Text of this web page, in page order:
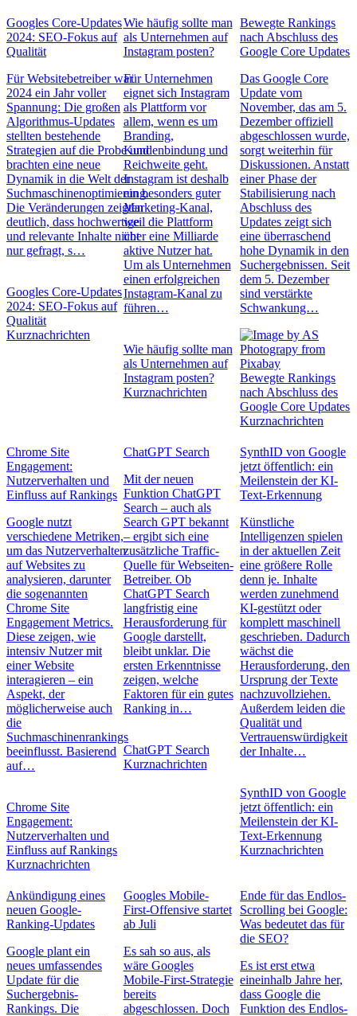
Googles Core-Updates
2024: SEO-Fokus auf
Qualität
Für Websitebetreiber war
2024 ein Jahr voller
Spannung: Die großen
Algorithmus-Updates
stellten bestehende
Strategien auf die Probe und
brachten eine neue
Dynamik in die Welt der
Suchmaschinenoptimierung.
Die Veränderungen zeigten
deutlich, dass hochwertige
und relevante Inhalte nicht
nur gefragt, s…
Googles Core-Updates
2024: SEO-Fokus auf
Qualität
Kurznachrichten
Wie häufig sollte man
als Unternehmen auf
Instagram posten?
Für Unternehmen
eignet sich Instagram
als Plattform vor
allem, wenn es um
Branding,
Kundenbindung und
Reichweite geht.
Instagram ist deshalb
ein besonders guter
Marketing-Kanal,
weil die Plattform
über eine Milliarde
aktive Nutzer hat.
Um als Unternehmen
einen erfolgreichen
Instagram-Kanal zu
führen…
Wie häufig sollte man
als Unternehmen auf
Instagram posten?
Kurznachrichten
Bewegte Rankings
nach Abschluss des
Google Core Updates
Das Google Core
Update vom
November, das am 5.
Dezember offiziell
abgeschlossen wurde,
sorgt weiterhin für
Diskussionen. Anstatt
einer Phase der
Stabilisierung nach
Abschluss des
Updates zeigt sich
eine überraschend
hohe Dynamik in den
Suchergebnissen. Seit
dem 5. Dezember
sind verstärkte
Schwankung…
Bewegte Rankings
nach Abschluss des
Google Core Updates
Kurznachrichten
Chrome Site
Engagement:
Nutzerverhalten und
Einfluss auf Rankings
Google nutzt
verschiedene Metriken,
um das Nutzerverhalten
auf Websites zu
analysieren, darunter
die sogenannten
Chrome Site
Engagement Metrics.
Diese zeigen, wie
intensiv Nutzer mit
einer Website
interagieren – ein
Aspekt, der
möglicherweise auch
die
Suchmaschinenrankings
beeinflusst. Basierend
auf…
Chrome Site
Engagement:
Nutzerverhalten und
Einfluss auf Rankings
Kurznachrichten
ChatGPT Search
Mit der neuen
Funktion ChatGPT
Search – auch als
Search GPT bekannt
– ergibt sich eine
zusätzliche Traffic-
Quelle für Webseiten-
Betreiber. Ob
ChatGPT Search
langfristig eine
Herausforderung für
Google darstellt,
bleibt unklar. Die
ersten Erkenntnisse
zeigen, welche
Faktoren für ein gutes
Ranking in…
ChatGPT Search
Kurznachrichten
SynthID von Google
jetzt öffentlich: ein
Meilenstein der KI-
Text-Erkennung
Künstliche
Intelligenzen spielen
in der aktuellen Zeit
eine größere Rolle
denn je. Inhalte
werden zunehmend
KI-gestützt oder
komplett maschinell
geschrieben. Dadurch
wächst die
Herausforderung, den
Ursprung der Texte
nachzuvollziehen.
Außerdem leiden die
Qualität und
Vertrauenswürdigkeit
der Inhalte…
SynthID von Google
jetzt öffentlich: ein
Meilenstein der KI-
Text-Erkennung
Kurznachrichten
Ankündigung eines
neuen Google-
Ranking-Updates
Google plant ein
neues umfassendes
Update für die
Suchergebnis-
Rankings. Die
Googles Mobile-
First-Offensive startet
ab Juli
Es sah so aus, als
wäre Googles
Mobile-First-Strategie
bereits
abgeschlossen. Doch
Ende für das Endlos-
Scrolling bei Google:
Was bedeutet das für
die SEO?
Es ist erst etwa
eineinhalb Jahre her,
dass Google die
Funktion des Endlos-